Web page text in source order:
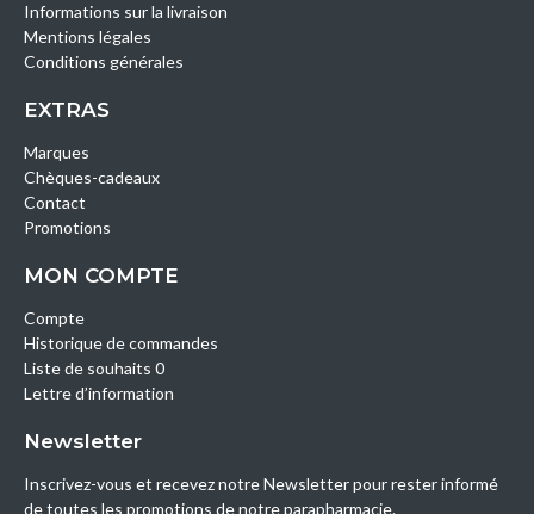
Informations sur la livraison
Mentions légales
Conditions générales
EXTRAS
Marques
Chèques-cadeaux
Contact
Promotions
MON COMPTE
Compte
Historique de commandes
Liste de souhaits 0
Lettre d’information
Newsletter
Inscrivez-vous et recevez notre Newsletter pour rester informé
de toutes les promotions de notre parapharmacie.